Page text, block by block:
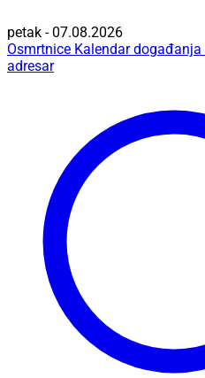
petak - 07.08.2026
Osmrtnice Kalendar događanja
adresar